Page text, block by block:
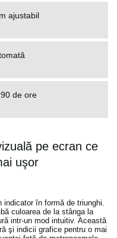
ajustabil
de ore
pe ecran ce
uşor
în formă de triunghi.
culoarea de la stânga la
intr-un mod intuitiv. Această
şi indicii grafice pentru o mai